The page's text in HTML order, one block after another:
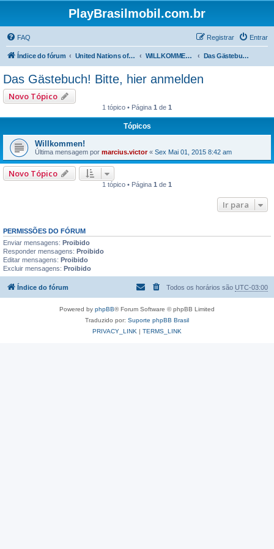
PlayBrasilmobil.com.br
FAQ Entrar
Registrar
Índice do fórum United Nations of Playmobil - SMILES are the same everywhere ! WILLKOMMEN ! Wir sprechen hier auch Deutsch -> Das Gästebuch! Bitte, hier anmelden
Das Gästebuch! Bitte, hier anmelden
Novo Tópico
1 tópico • Página 1 de 1
Tópicos
Willkommen!
Última mensagem por marcius.victor« Sex Mai 01, 2015 8:42 am
Novo Tópico
1 tópico • Página 1 de 1
Ir para
PERMISSÕES DO FÓRUM
Enviar mensagens: Proibido
Responder mensagens: Proibido
Editar mensagens: Proibido
Excluir mensagens: Proibido
Índice do fórum Todos os horários são UTC-03:00
Powered by phpBB® Forum Software © phpBB Limited
Traduzido por: Suporte phpBB Brasil
PRIVACY_LINK | TERMS_LINK